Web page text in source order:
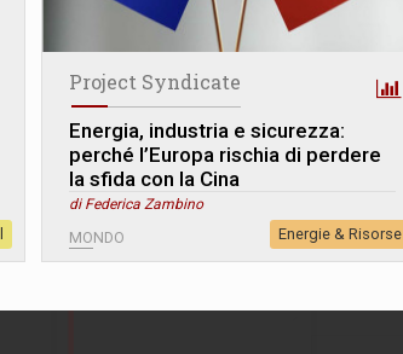
Project Syndicate
Energia, industria e sicurezza:
perché l’Europa rischia di perdere
la sfida con la Cina
di Federica Zambino
MONDO Energie & Risorse